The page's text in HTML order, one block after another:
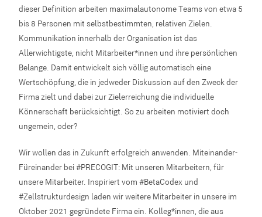
dieser Definition arbeiten maximalautonome Teams von etwa 5
bis 8 Personen mit selbstbestimmten, relativen Zielen.
Kommunikation innerhalb der Organisation ist das
Allerwichtigste, nicht Mitarbeiter*innen und ihre persönlichen
Belange. Damit entwickelt sich völlig automatisch eine
Wertschöpfung, die in jedweder Diskussion auf den Zweck der
Firma zielt und dabei zur Zielerreichung die individuelle
Könnerschaft berücksichtigt. So zu arbeiten motiviert doch
ungemein, oder?
Wir wollen das in Zukunft erfolgreich anwenden. Miteinander-
Füreinander bei #PRECOGIT: Mit unseren Mitarbeitern, für
unsere Mitarbeiter. Inspiriert vom #BetaCodex und
#Zellstrukturdesign laden wir weitere Mitarbeiter in unsere im
Oktober 2021 gegründete Firma ein. Kolleg*innen, die aus